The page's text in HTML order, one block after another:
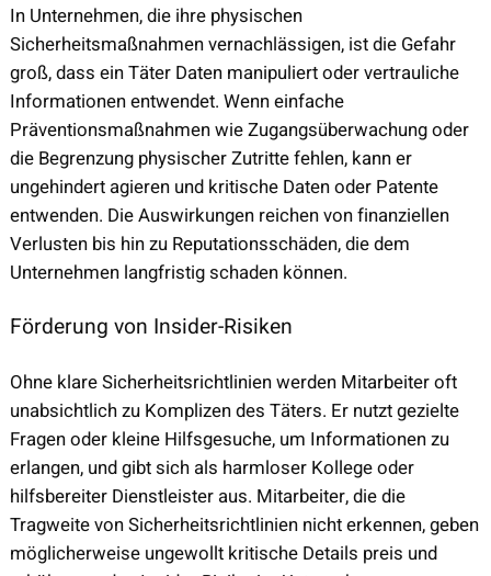
In Unternehmen, die ihre physischen
Sicherheitsmaßnahmen vernachlässigen, ist die Gefahr
groß, dass ein Täter Daten manipuliert oder vertrauliche
Informationen entwendet. Wenn einfache
Präventionsmaßnahmen wie Zugangsüberwachung oder
die Begrenzung physischer Zutritte fehlen, kann er
ungehindert agieren und kritische Daten oder Patente
entwenden. Die Auswirkungen reichen von finanziellen
Verlusten bis hin zu Reputationsschäden, die dem
Unternehmen langfristig schaden können.
Förderung von Insider-Risiken
Ohne klare Sicherheitsrichtlinien werden Mitarbeiter oft
unabsichtlich zu Komplizen des Täters. Er nutzt gezielte
Fragen oder kleine Hilfsgesuche, um Informationen zu
erlangen, und gibt sich als harmloser Kollege oder
hilfsbereiter Dienstleister aus. Mitarbeiter, die die
Tragweite von Sicherheitsrichtlinien nicht erkennen, geben
möglicherweise ungewollt kritische Details preis und